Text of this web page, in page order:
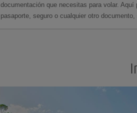
documentación que necesitas para volar.
pasaporte, seguro o cualquier otro